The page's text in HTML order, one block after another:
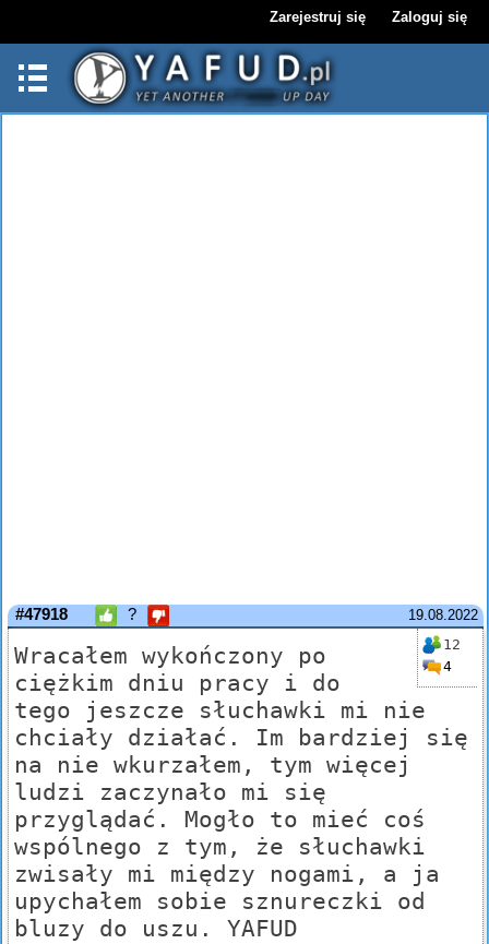
Zarejestruj się Zaloguj się
19.08.2022
#47918 ?
12
4
Wracałem wykończony po
ciężkim dniu pracy i do
tego jeszcze słuchawki mi nie
chciały działać. Im bardziej się
na nie wkurzałem, tym więcej
ludzi zaczynało mi się
przyglądać. Mogło to mieć coś
wspólnego z tym, że słuchawki
zwisały mi między nogami, a ja
upychałem sobie sznureczki od
bluzy do uszu. YAFUD